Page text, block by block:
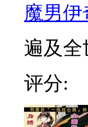
魔男伊
遍及全
评分: